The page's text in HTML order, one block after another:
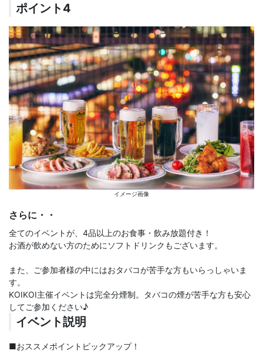
ポイント4
イメージ画像
さらに・・
全てのイベントが、4品以上のお食事・飲み放題付き！
お酒が飲めない方のためにソフトドリンクもございます。
また、ご参加者様の中にはおタバコが苦手な方もいらっしゃいま
す。
KOIKOI主催イベントは完全分煙制。タバコの煙が苦手な方も安心
してご参加ください♪
イベント説明
■おススメポイントピックアップ！